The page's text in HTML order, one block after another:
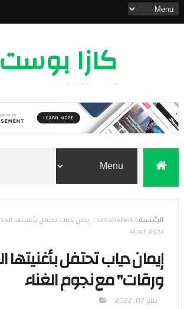
كازا بوست
أخبار مدينة الدار البيضاء
الرئيسية/
Unlabelled
/
نجوم الغناء
ورقات" مع نجوم الغناء
يناير 07, 2022